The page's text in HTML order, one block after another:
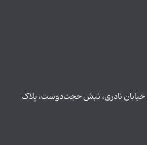
خیابان نادری، نبش حجت‌دوست، پلاک